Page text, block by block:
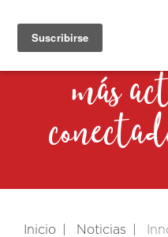
más
Inicio Noticias